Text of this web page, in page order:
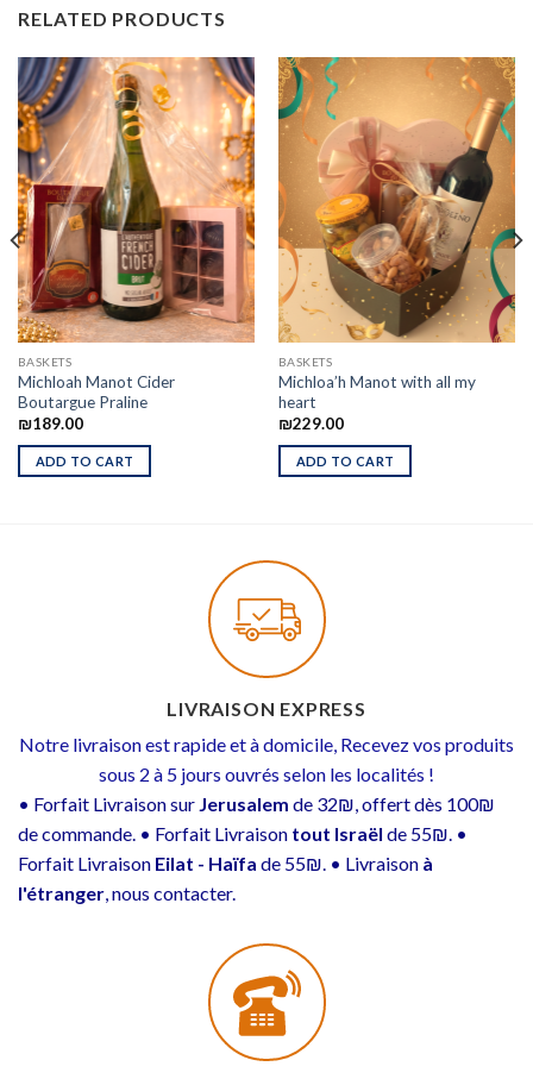
RELATED PRODUCTS
BASKETS
Michloah Manot Cider
Boutargue Praline
₪189.00
ADD TO CART
BASKETS
Michloa’h Manot with all my
heart
₪229.00
ADD TO CART
LIVRAISON EXPRESS
Notre livraison est rapide et à domicile, Recevez vos produits
sous 2 à 5 jours ouvrés selon les localités !
• Forfait Livraison sur Jerusalem de 32₪, offert dès 100₪
de commande. • Forfait Livraison tout Israël de 55₪. •
Forfait Livraison Eilat - Haïfa de 55₪. • Livraison à
l'étranger, nous contacter.